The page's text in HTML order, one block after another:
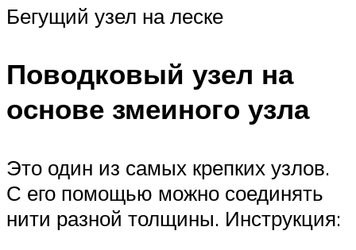
Бегущий узел на леске
Поводковый узел на
основе змеиного узла
Это один из самых крепких узлов.
С его помощью можно соединять
нити разной толщины. Инструкция: